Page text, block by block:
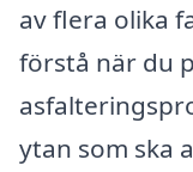
av flera olika
förstå när du
ytan som ska